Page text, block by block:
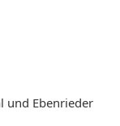
und Ebenrieder